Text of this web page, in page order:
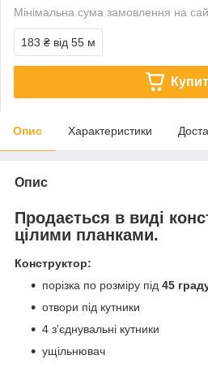
Мінімальна сума замовлення на
183 ₴ від 55 м
Опис Характеристики
Опис
Продається в виді
цілими планками.
Конструктор:
порізка по розміру під 45
отвори під кутники
4 з'єднувальні кутники
ущільнювач